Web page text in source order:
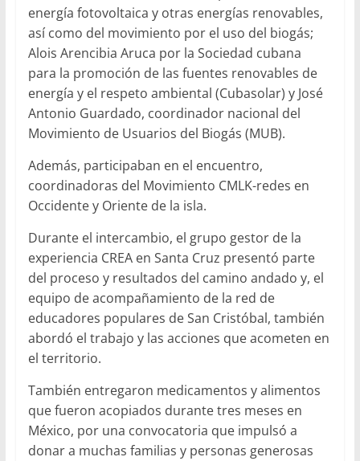
energía fotovoltaica y otras energías renovables,
así como del movimiento por el uso del biogás;
Alois Arencibia Aruca por la Sociedad cubana
para la promoción de las fuentes renovables de
energía y el respeto ambiental (Cubasolar) y José
Antonio Guardado, coordinador nacional del
Movimiento de Usuarios del Biogás (MUB).
Además, participaban en el encuentro,
coordinadoras del Movimiento CMLK-redes en
Occidente y Oriente de la isla.
Durante el intercambio, el grupo gestor de la
experiencia CREA en Santa Cruz presentó parte
del proceso y resultados del camino andado y, el
equipo de acompañamiento de la red de
educadores populares de San Cristóbal, también
abordó el trabajo y las acciones que acometen en
el territorio.
También entregaron medicamentos y alimentos
que fueron acopiados durante tres meses en
México, por una convocatoria que impulsó a
donar a muchas familias y personas generosas